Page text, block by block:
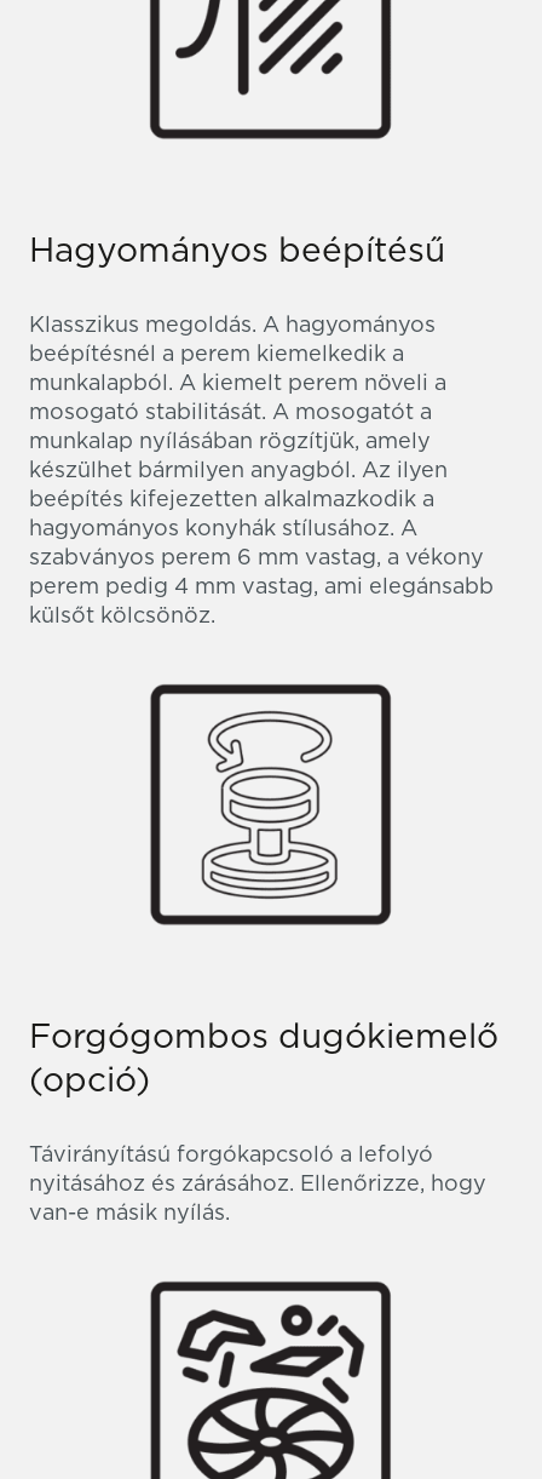
Hagyományos beépítésű
Klasszikus megoldás. A hagyományos
beépítésnél a perem kiemelkedik a
munkalapból. A kiemelt perem növeli a
mosogató stabilitását. A mosogatót a
munkalap nyílásában rögzítjük, amely
készülhet bármilyen anyagból. Az ilyen
beépítés kifejezetten alkalmazkodik a
hagyományos konyhák stílusához. A
szabványos perem 6 mm vastag, a vékony
perem pedig 4 mm vastag, ami elegánsabb
külsőt kölcsönöz.
Forgógombos dugókiemelő
(opció)
Távirányítású forgókapcsoló a lefolyó
nyitásához és zárásához. Ellenőrizze, hogy
van-e másik nyílás.